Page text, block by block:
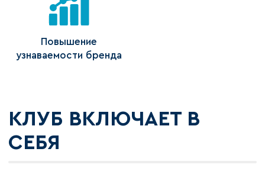
Повышение
узнаваемости бренда
КЛУБ ВКЛЮЧАЕТ В
СЕБЯ